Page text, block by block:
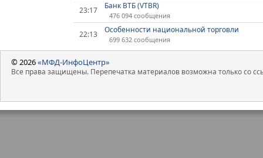
23:17 Банк ВТБ (VTBR)
476 094 сообщения
22:13 Особенности национальной торговли
699 632 сообщения
© 2026«МФД-ИнфоЦентр»
Все права защищены. Перепечатка материалов возможна только со